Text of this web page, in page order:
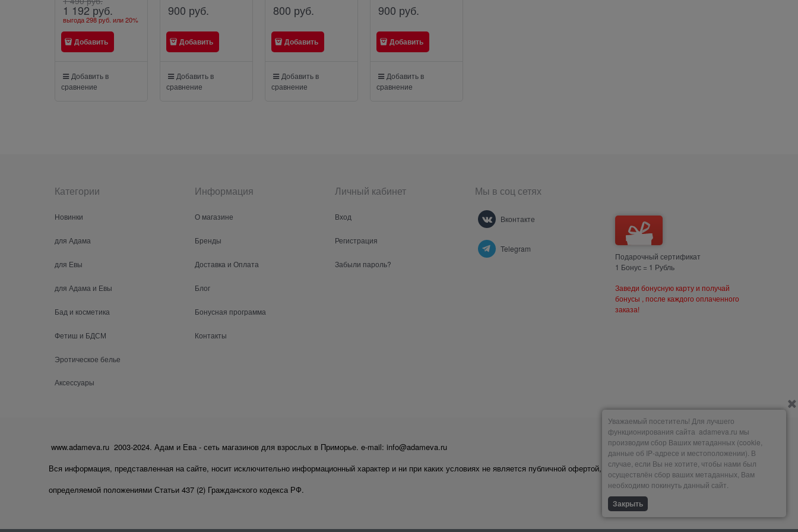
1 192 руб.
выгода298 руб. или20%
Добавить
Добавить в
сравнение
900 руб.
Добавить
Добавить в
сравнение
800 руб.
Добавить
Добавить в
сравнение
900 руб.
Добавить
Добавить в
сравнение
Категории
Новинки
для Адама
для Евы
для Адама и Евы
Бад и косметика
Фетиш и БДСМ
Эротическое белье
Аксессуары
Информация
О магазине
Бренды
Доставка и Оплата
Блог
Бонусная программа
Контакты
Личный кабинет
Вход
Регистрация
Забыли пароль?
Мы в соц сетях
Вконтакте
Telegram
Подарочный сертификат
1 Бонус = 1 Рубль
Заведи бонусную карту и получай
бонусы , после каждого оплаченного
заказа!
www.adameva.ru 2003-2024. Адам и Ева - сеть магазинов для взрослых в Приморье. e-mail: info@adameva.ru
Вся информация, представленная на сайте, носит исключительно информационный характер и ни при каких условиях не является публичной офертой,
определяемой положениями Статьи 437 (2) Гражданского кодекса РФ.
Мы принимаем
Уважаемый посетитель! Для лучшего
функционирования сайта adameva.ru мы
производим сбор Ваших метаданных (cookie,
данные об IP-адресе и местоположении). В
случае, если Вы не хотите, чтобы нами был
осуществлён сбор ваших метаданных, Вам
необходимо покинуть данный сайт.
Закрыть